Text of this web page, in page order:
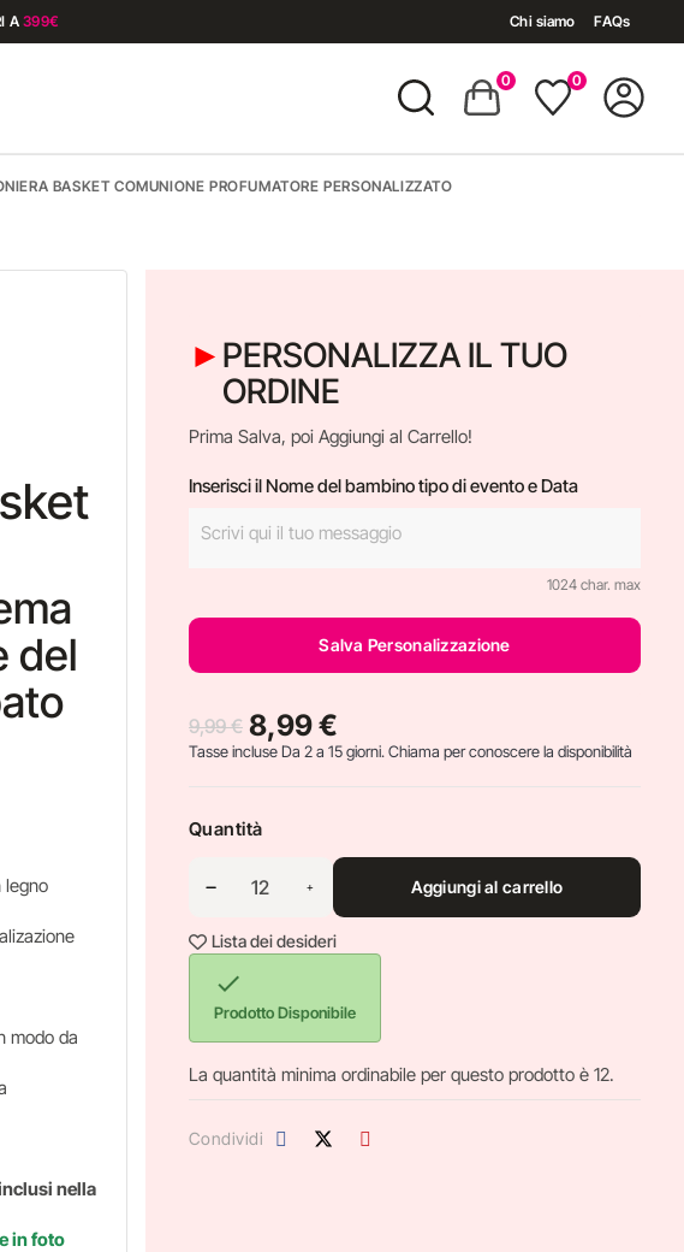
A399€ Chi siamo FAQs
0 0
BASKET COMUNIONE PROFUMATORE PERSONALIZZATO
del
legno
modo da
nella
in foto
PERSONALIZZA IL TUO
ORDINE
Prima Salva, poi Aggiungi al Carrello!
Inserisci il Nome del bambino tipo di evento e Data
1024 char. max
Salva Personalizzazione
9,99 € 8,99 €
Tasse incluseDa 2 a 15 giorni. Chiama per conoscere la disponibilità
Quantità
Aggiungi al carrello
Lista dei desideri

Prodotto Disponibile
La quantità minima ordinabile per questo prodotto è 12.
Condividi